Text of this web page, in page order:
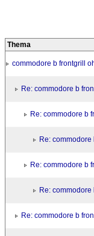
Thema
commodore b frontgrill
Re: commodore b
Re: commodore b
Re:
Re: commodore b
Re:
Re: commodore b